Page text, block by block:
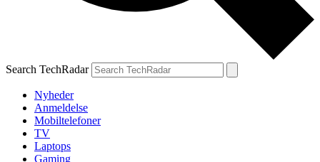
Search TechRadar
Nyheder
Anmeldelse
Mobiltelefoner
TV
Laptops
Gaming